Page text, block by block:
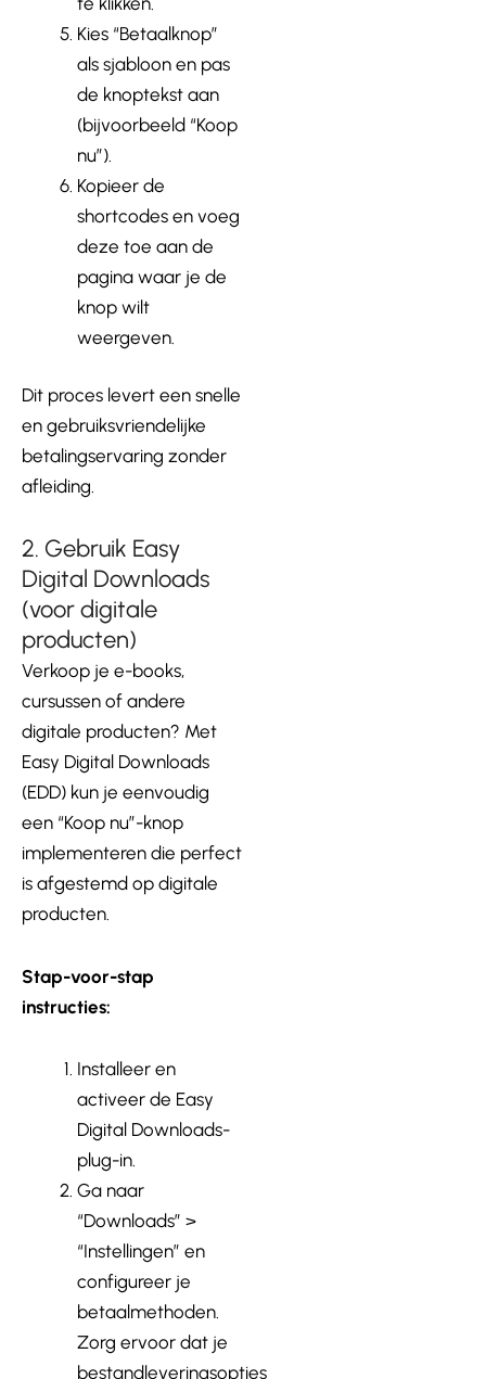
Kies “Betaalknop”
als sjabloon en pas
de knoptekst aan
(bijvoorbeeld “Koop
nu”).
Kopieer de
shortcodes en voeg
deze toe aan de
pagina waar je de
knop wilt
weergeven.
Dit proces levert een snelle
en gebruiksvriendelijke
betalingservaring zonder
afleiding.
2. Gebruik Easy
Digital Downloads
(voor digitale
producten)
Verkoop je e-books,
cursussen of andere
digitale producten? Met
Easy Digital Downloads
(EDD) kun je eenvoudig
een “Koop nu”-knop
implementeren die perfect
is afgestemd op digitale
producten.
Stap-voor-stap
instructies:
Installeer en
activeer de Easy
Digital Downloads-
plug-in.
Ga naar
“Downloads” >
“Instellingen” en
configureer je
betaalmethoden.
Zorg ervoor dat je
bestandleveringsopties